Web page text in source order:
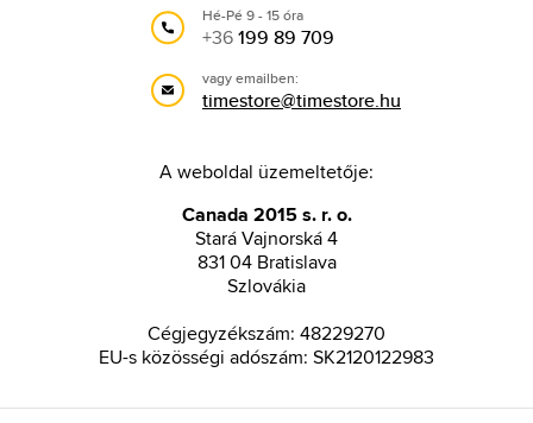
Hé-Pé 9 - 15 óra
+36199 89 709
vagy emailben:
timestore@timestore.hu
A weboldal üzemeltetője:
Canada 2015 s. r. o.
Stará Vajnorská 4
831 04 Bratislava
Szlovákia
Cégjegyzékszám: 48229270
EU-s közösségi adószám: SK2120122983